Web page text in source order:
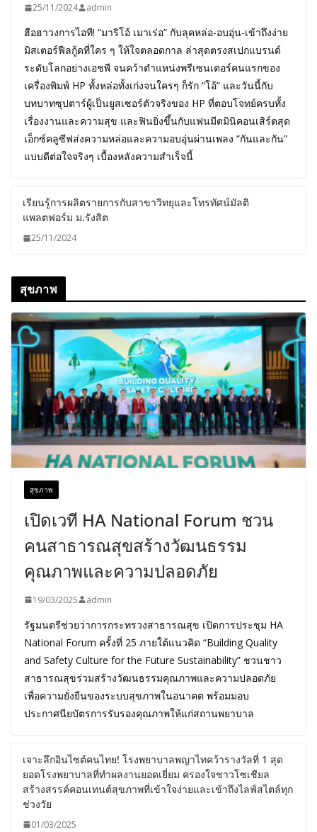
25/11/2024 admin
ฮือฮาวงการไอที! “มาริโอ้ เมาเร่อ” กับลุคหล่อ-อบอุ่น-เข้าถึงง่าย
มิสเตอร์ฟีลกู้ดที่ใคร ๆ ให้ใจตลอดกาล ล่าสุดตรงสเปกแบรนด์
ระดับโลกอย่างเอชพี จนคว้าตำแหน่งพรีเซนเตอร์คนแรกของ
เครื่องพิมพ์ HP ทั้งหล่อทั้งเก่งจนใครๆ ก็รัก “โอ้” และวันนี้กับ
บทบาทซุปตาร์ผู้เป็นยูสเซอร์ตัวจริงของ HP ที่ตอบโจทย์ครบทั้ง
เรื่องงานและความสุข และฟินยิ่งขึ้นกับแฟนมีตมินิคอนเสิร์ตสุด
เอ็กซ์คลูซีฟส่งความหล่อและความอบอุ่นผ่านเพลง “กันและกัน”
แบบดีต่อใจจริงๆ เบื้องหลังความสำเร็จนี้
เรียนรู้การผลิตรายการกับสาขาวิทยุและโทรทัศน์มัลติ
แพลตฟอร์ม ม.รังสิต
25/11/2024
สุขภาพ
สุขภาพ
เปิดเวที HA National Forum ชวน
คนสาธารณสุขสร้างวัฒนธรรม
คุณภาพและความปลอดภัย
19/03/2025 admin
รัฐมนตรีช่วยว่าการกระทรวงสาธารณสุข เปิดการประชุม HA
National Forum ครั้งที่ 25 ภายใต้แนวคิด “Building Quality
and Safety Culture for the Future Sustainability” ชวนชาว
สาธารณสุขร่วมสร้างวัฒนธรรมคุณภาพและความปลอดภัย
เพื่อความยั่งยืนของระบบสุขภาพในอนาคต พร้อมมอบ
ประกาศนียบัตรการรับรองคุณภาพให้แก่สถานพยาบาล
เจาะลึกอินไซต์คนไทย! โรงพยาบาลพญาไทคว้ารางวัลที่ 1 สุด
ยอดโรงพยาบาลที่ทำผลงานยอดเยี่ยม ครองใจชาวโซเชียล
สร้างสรรค์คอนเทนต์สุขภาพที่เข้าใจง่ายและเข้าถึงไลฟ์สไตล์ทุก
ช่วงวัย
01/03/2025